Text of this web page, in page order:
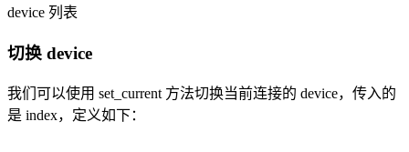
device 列表
切换 device
我们可以使用 set_current 方法切换当前连接的 device，传入的
是 index，定义如下：